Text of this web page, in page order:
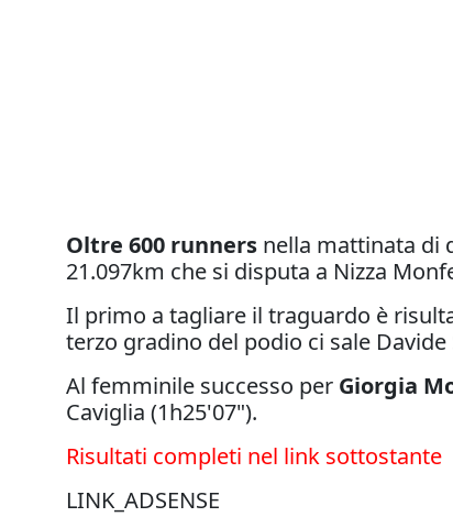
Oltre 600 runners nella mattinata di
21.097km che si disputa a Nizza
Il primo a tagliare il traguardo è
terzo gradino del podio ci sale Davide
Al femminile successo per Giorgia
Caviglia (1h25'07").
Risultati completi nel link sottostante
LINK_ADSENSE